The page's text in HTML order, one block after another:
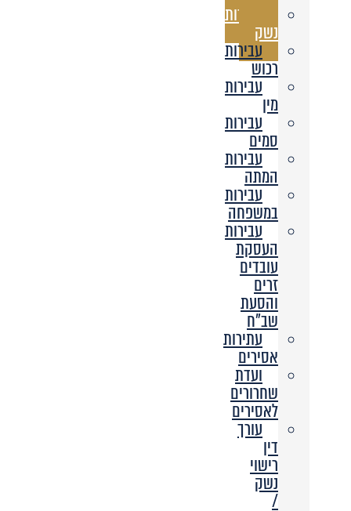
עבירות
נשק
עבירות
רכוש
עבירות
מין
עבירות
סמים
עבירות
המתה
עבירות
במשפחה
עבירות
העסקת
עובדים
זרים
והסעת
שב”ח
עתירות
אסירים
ועדת
שחרורים
לאסירים
עורך
דין
רישוי
נשק
/